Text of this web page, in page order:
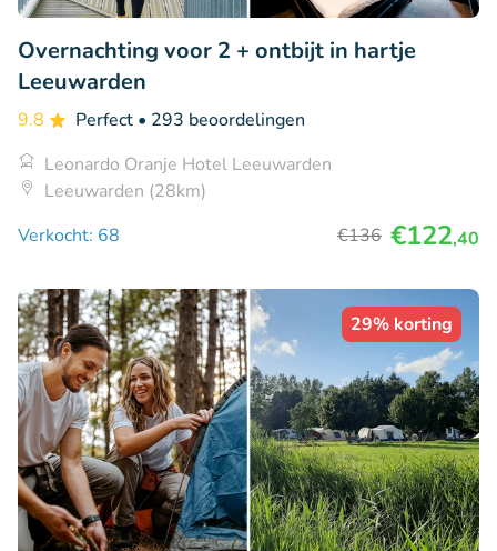
Overnachting voor 2 + ontbijt in hartje
Leeuwarden
9.8 Perfect • 293 beoordelingen
Leonardo Oranje Hotel Leeuwarden
Leeuwarden (28km)
Verkocht: 68
€136 €122,40
29% korting